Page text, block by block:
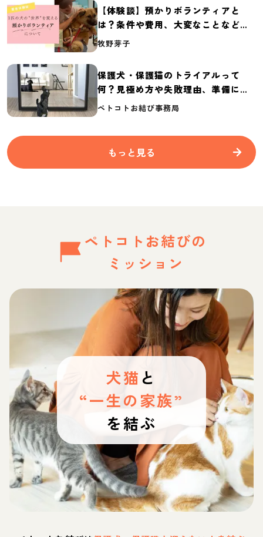
【体験談】預かりボランティアと
は？条件や費用、大変なことなど紹
介
牧野芽子
保護犬・保護猫のトライアルって
何？見極め方や失敗理由、準備に必
要なものを紹介
ペトコトお結び事務局
もっと見る
ペトコトお結びの
ミッション
犬猫 と
“一生の家族”
を結ぶ